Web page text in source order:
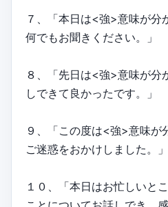
７、「本日は<強>意味が分
何でもお聞きください。」
８、「先日は<強>意味が分
しできて良かったです。」
９、「この度は<強>意味が
ご迷惑をおかけしました。」
１０、「本日はお忙しいとこ